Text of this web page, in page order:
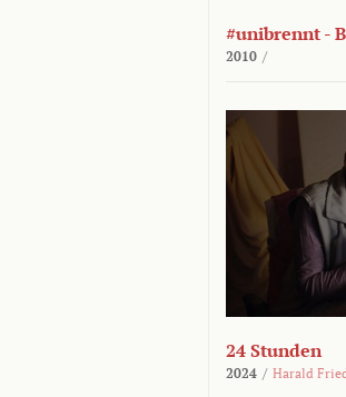
#unibrennt -
2010 /
24 Stunden
2024 / Harald